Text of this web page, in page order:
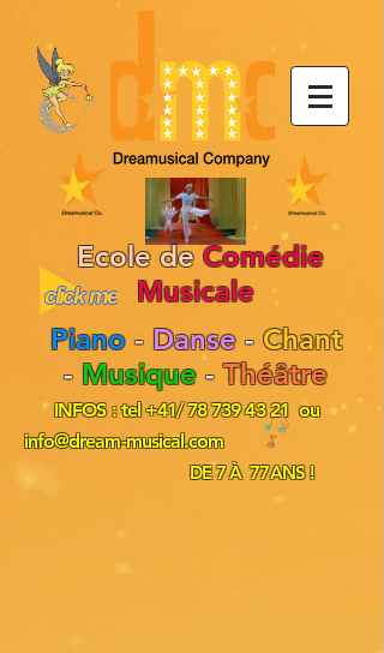
Ecole de Comédie
Musicale
Piano- Danse - Chant
- Musique - Théâtre
click me
INFOS : tel +41/78 739 43 21ou
info@dream-musical.com
DE 7 À 77ANS !